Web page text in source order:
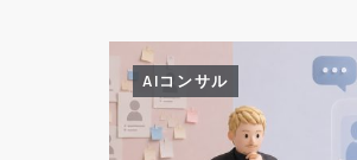
AIコンサル